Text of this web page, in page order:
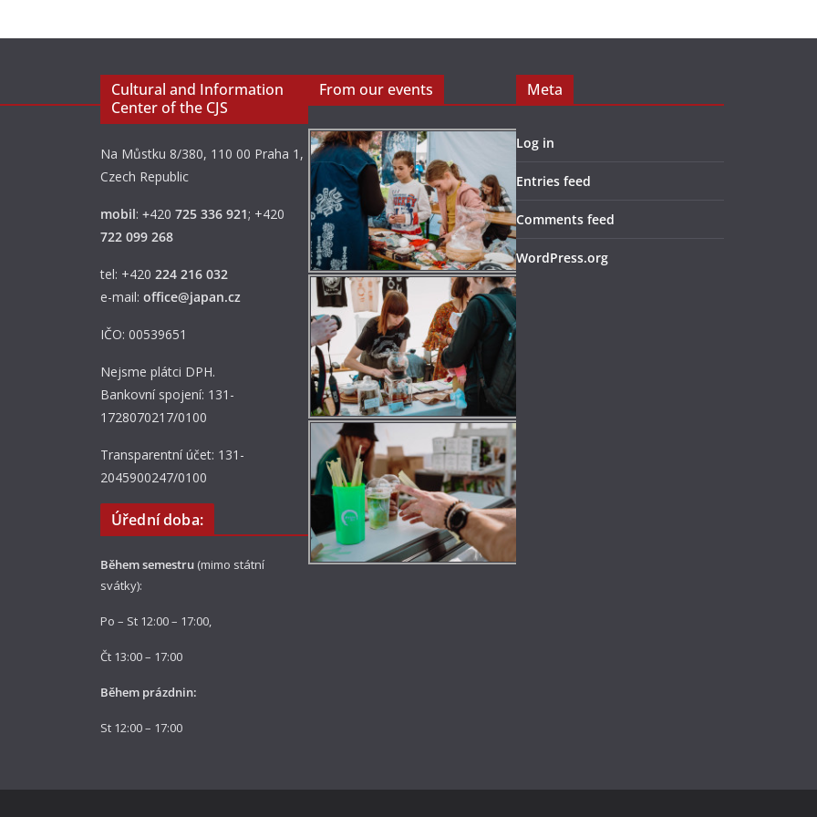
Cultural and Information
Center of the CJS
Na Můstku 8/380, 110 00 Praha 1,
Czech Republic
mobil: +420 725 336 921; +420
722 099 268
tel: +420 224 216 032
e-mail: office@japan.cz
IČO: 00539651
Nejsme plátci DPH.
Bankovní spojení: 131-
1728070217/0100
Transparentní účet: 131-
2045900247/0100
Úřední doba:
Během semestru (mimo státní
svátky):
Po – St 12:00 – 17:00,
Čt 13:00 – 17:00
Během prázdnin:
St 12:00 – 17:00
From our events Meta
Log in
Entries feed
Comments feed
WordPress.org